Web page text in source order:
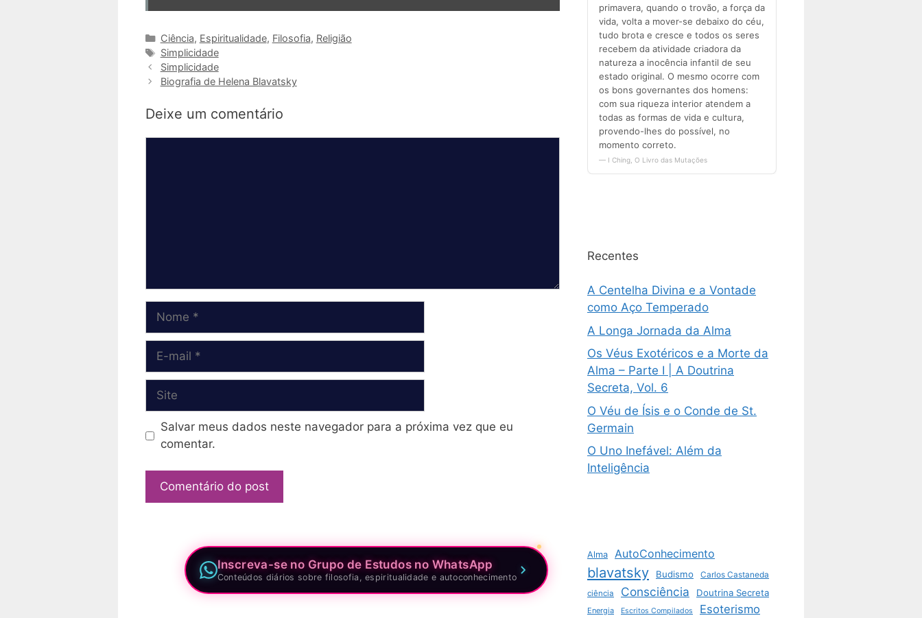
Categorias
Ciência, Espiritualidade, Filosofia, Religião
Tags
Simplicidade
Simplicidade
Biografia de Helena Blavatsky
Deixe um comentário
Nome
Site
Salvar meus dados neste navegador para a próxima vez que eu
comentar.
Inscreva-se no Grupo de Estudos no WhatsApp
Conteúdos diários sobre filosofia, espiritualidade e autoconhecimento
Recentes
A Centelha Divina e a Vontade
como Aço Temperado
A Longa Jornada da Alma
Os Véus Exotéricos e a Morte da
Alma – Parte I | A Doutrina
Secreta, Vol. 6
O Véu de Ísis e o Conde de St.
Germain
O Uno Inefável: Além da
Inteligência
Alma AutoConhecimento
blavatsky Budismo
Carlos Castaneda
ciência
Consciência Doutrina Secreta
Energia Escritos Compilados Esoterismo